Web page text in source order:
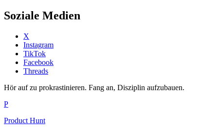
Soziale Medien
X
Instagram
TikTok
Facebook
Threads
Hör auf zu prokrastinieren. Fang an, Disziplin aufzubauen.
P
Product Hunt